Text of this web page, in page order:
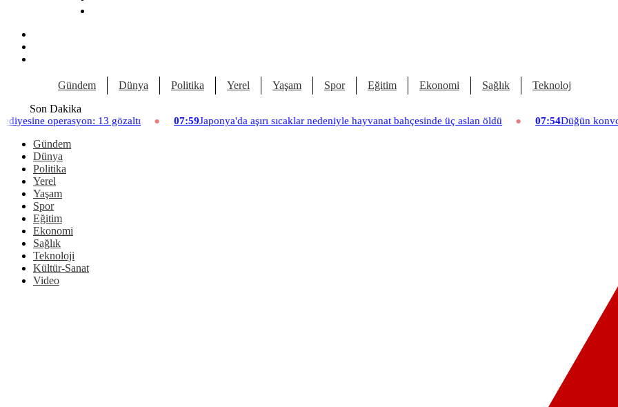
Gündem Dünya Politika Yerel Yaşam Spor Eğitim Ekonomi Sağlık Teknoloji
Son Dakika
gözaltı 07:59Japonya'da aşırı sıcaklar nedeniyle hayvanat bahçesinde üç aslan öldü 07:54Düğün konvoyuna ağır fatura: 540
Gündem
Dünya
Politika
Yerel
Yaşam
Spor
Eğitim
Ekonomi
Sağlık
Teknoloji
Kültür-Sanat
Video